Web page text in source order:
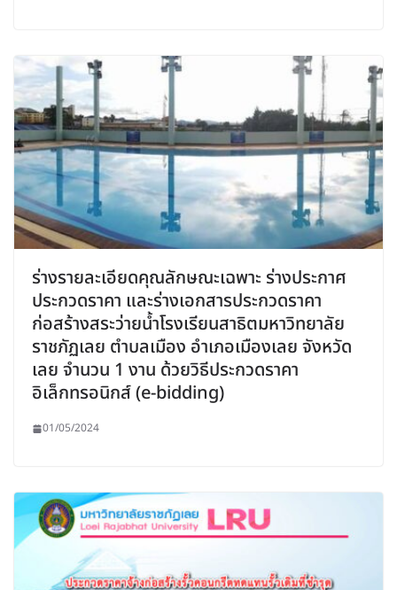
ร่างรายละเอียดคุณลักษณะเฉพาะ ร่างประกาศ
ประกวดราคา และร่างเอกสารประกวดราคา
ก่อสร้างสระว่ายน้ำโรงเรียนสาธิตมหาวิทยาลัย
ราชภัฏเลย ตำบลเมือง อำเภอเมืองเลย จังหวัด
เลย จำนวน 1 งาน ด้วยวิธีประกวดราคา
อิเล็กทรอนิกส์ (e-bidding)
01/05/2024